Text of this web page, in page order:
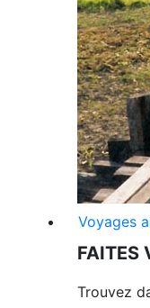
Voyages
FAITES
Trouvez